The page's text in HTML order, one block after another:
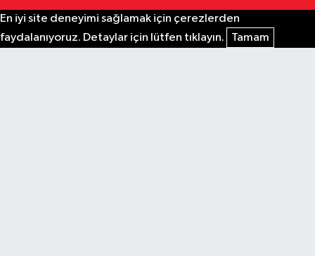
En iyi site deneyimi sağlamak için çerezlerden
faydalanıyoruz. Detaylar için lütfen tıklayın.
Tamam